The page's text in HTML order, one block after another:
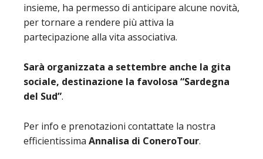
insieme, ha permesso di anticipare alcune novità,
per tornare a rendere più attiva la
partecipazione alla vita associativa.
Sarà organizzata a settembre anche la gita
sociale, destinazione la favolosa “Sardegna
del Sud”.
Per info e prenotazioni contattate la nostra
efficientissima Annalisa di ConeroTour.